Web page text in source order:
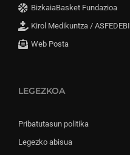
BizkaiaBasket Fundazioa
Kirol Medikuntza / ASFEDEBI
Web Posta
LEGEZKOA
Pribatutasun politika
Legezko abisua